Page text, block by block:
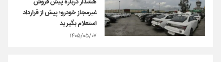
غیرمجاز خودرو؛ پیش از قرارداد
استعلام بگیرید
۱۴۰۵/۰۵/۰۷